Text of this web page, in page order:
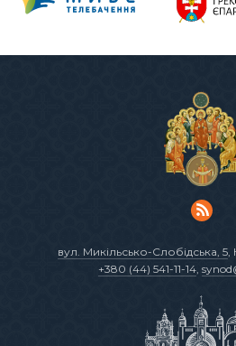
вул. Микільсько-Слобідська, 5
+380 (44) 541-11-14,